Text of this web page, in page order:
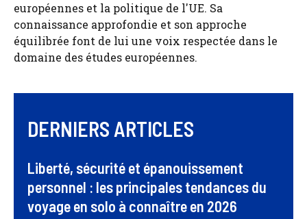
européennes et la politique de l'UE. Sa
connaissance approfondie et son approche
équilibrée font de lui une voix respectée dans le
domaine des études européennes.
DERNIERS ARTICLES
Liberté, sécurité et épanouissement
personnel : les principales tendances du
voyage en solo à connaître en 2026